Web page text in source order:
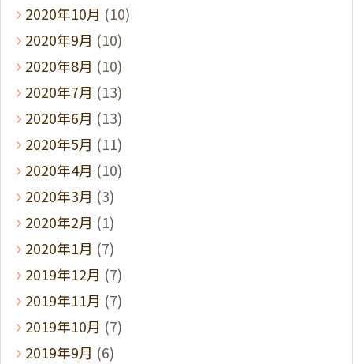
2020年10月 (10)
2020年9月 (10)
2020年8月 (10)
2020年7月 (13)
2020年6月 (13)
2020年5月 (11)
2020年4月 (10)
2020年3月 (3)
2020年2月 (1)
2020年1月 (7)
2019年12月 (7)
2019年11月 (7)
2019年10月 (7)
2019年9月 (6)